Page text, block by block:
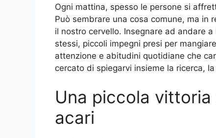
Ogni mattina, spesso le persone si
Può sembrare una cosa comune, ma in
il nostro cervello. Insegnare ad andare
stessi, piccoli impegni presi per
attenzione e abitudini quotidiane che
cercato di spiegarvi insieme la ricerca,
Una piccola
acari